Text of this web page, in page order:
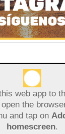
Noticias:
PUBLICIDAD
web app to
the
and tap on
homescreen.
sobre el Uso de
cookies nuestras y
del digital.